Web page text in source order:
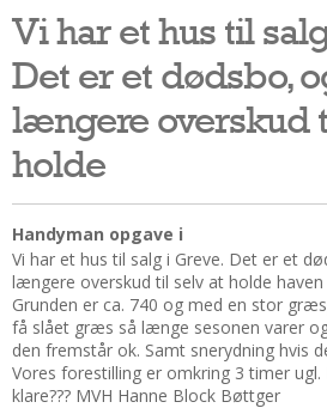
BOLIG KØBERÅDGIVNING
TØMRER/SNEDKER
Reparation Og Vedligehold
Alt Om Køkkenet
Om Materialer
Om Værktøj
Andet
ELEKTRIKER
Regler Og Love
Udskiftning Og Montage
Vi har et hus til
Det er et dødsbo,
længere overskud
holde
Handyman opgave i
Vi har et hus til salg i Greve. Det er et
længere overskud til selv at holde
Grunden er ca. 740 og med en stor
få slået græs så længe sesonen varer
den fremstår ok. Samt snerydning hvis
Vores forestilling er omkring 3 timer ugl.
klare??? MVH Hanne Block Bøttger